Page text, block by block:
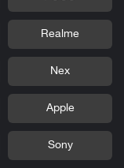
Realme
Nex
Apple
Sony